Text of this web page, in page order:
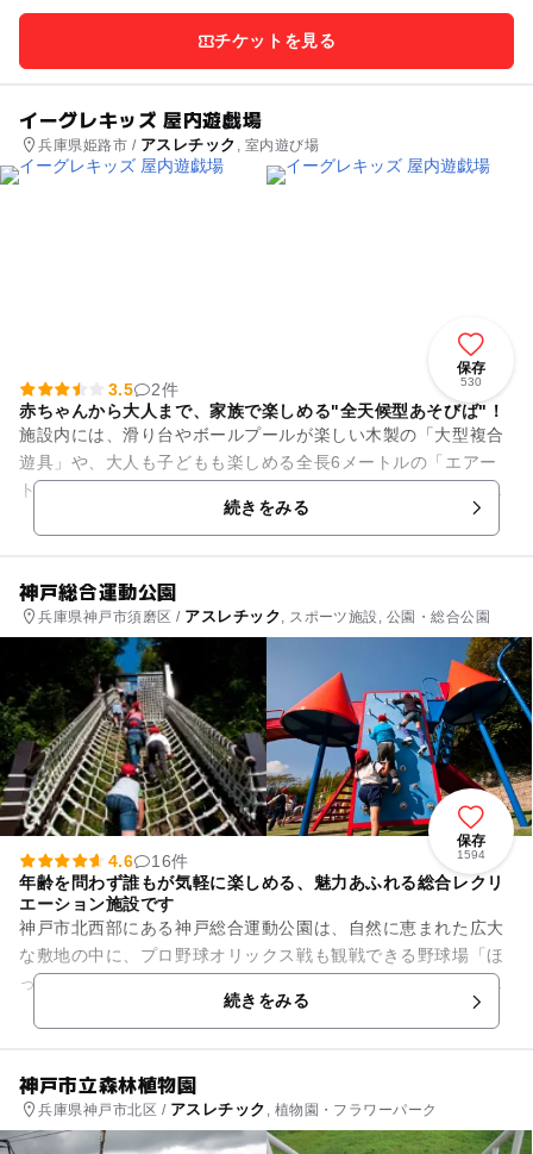
チケットを見る
イーグレキッズ 屋内遊戯場
兵庫県姫路市 / アスレチック , 室内遊び場
保存
530
3.5
2件
赤ちゃんから大人まで、家族で楽しめる"全天候型あそびば"！
施設内には、滑り台やボールプールが楽しい木製の「大型複合
遊具」や、大人も子どもも楽しめる全長6メートルの「エアー
トラック」など、たくさんの遊具を設置。さらに、高さ最大8.5
続きをみる
神戸総合運動公園
兵庫県神戸市須磨区 / アスレチック, スポーツ施設, 公園・総合公園
保存
1594
4.6
16件
年齢を問わず誰もが気軽に楽しめる、魅力あふれる総合レクリ
エーション施設です
神戸市北西部にある神戸総合運動公園は、自然に恵まれた広大
な敷地の中に、プロ野球オリックス戦も観戦できる野球場「ほ
っともっとフィールド神戸」や、国内外の競技も開催される
「ユニバー記念競技場」、「グ...
続きをみる
神戸市立森林植物園
兵庫県神戸市北区 / アスレチック , 植物園・フラワーパーク